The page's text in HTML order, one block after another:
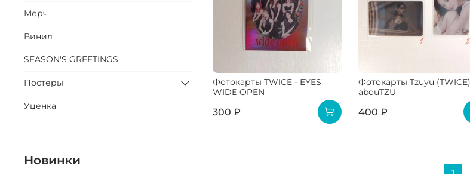
Фотокарты TWICE - EYES
WIDE OPEN
300 ₽
Фотокарты Tzuyu
abouTZU
400 ₽
Мерч
Винил
SEASON'S GREETINGS
Постеры
Уценка
Новинки